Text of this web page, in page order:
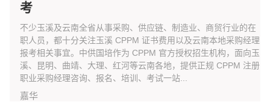
考
不少玉溪及云南全省从事采购、供应链、制造业、商贸行业的在
职人员，都十分关注玉溪 CPPM 证书费用以及云南本地采购经理
报考相关事宜。中供国培作为 CPPM 官方授权招生机构，面向玉
溪、昆明、曲靖、大理、红河等云南各地，提供正规 CPPM 注册
职业采购经理咨询、报名、培训、考试一站...
嘉华